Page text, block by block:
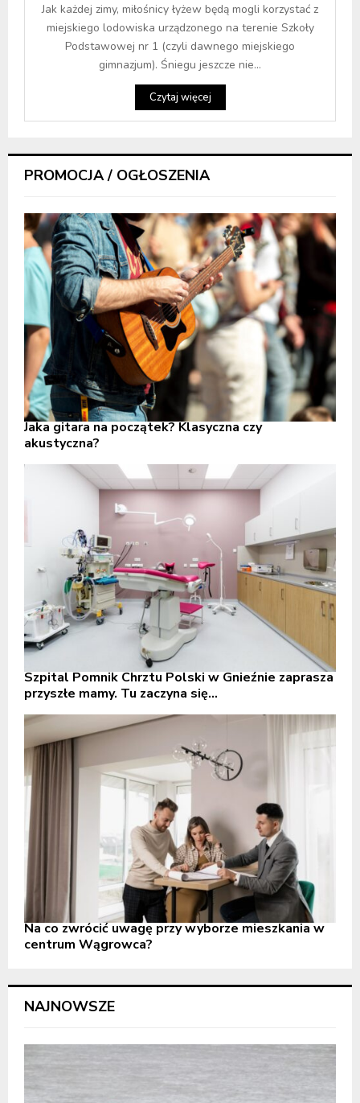
Jak każdej zimy, miłośnicy łyżew będą mogli korzystać z
miejskiego lodowiska urządzonego na terenie Szkoły
Podstawowej nr 1 (czyli dawnego miejskiego
gimnazjum). Śniegu jeszcze nie...
Czytaj więcej
PROMOCJA / OGŁOSZENIA
Jaka gitara na początek? Klasyczna czy
akustyczna?
Szpital Pomnik Chrztu Polski w Gnieźnie zaprasza
przyszłe mamy. Tu zaczyna się...
Na co zwrócić uwagę przy wyborze mieszkania w
centrum Wągrowca?
NAJNOWSZE